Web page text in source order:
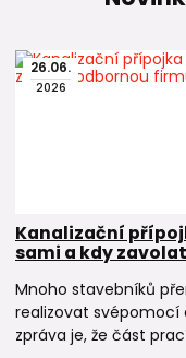
26.06.
2026
Kanalizační
sami a kdy
Mnoho stavebníků
realizovat svépomocí
zpráva je, že část